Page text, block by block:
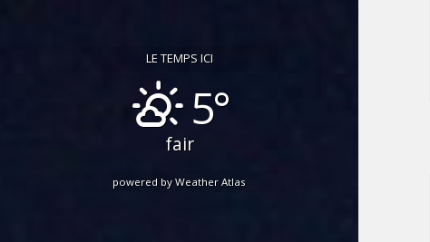
LE TEMPS ICI
5°
fair
powered byWeather Atlas